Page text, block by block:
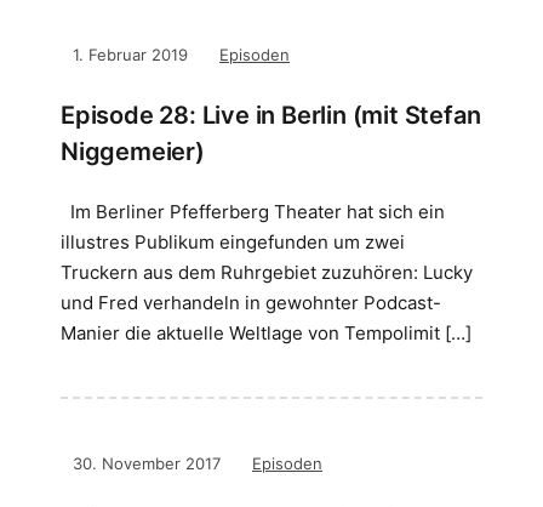
1. Februar 2019 Episoden
Episode 28: Live in Berlin (mit Stefan
Niggemeier)
Im Berliner Pfefferberg Theater hat sich ein
illustres Publikum eingefunden um zwei
Truckern aus dem Ruhrgebiet zuzuhören: Lucky
und Fred verhandeln in gewohnter Podcast-
Manier die aktuelle Weltlage von Tempolimit […]
30. November 2017 Episoden